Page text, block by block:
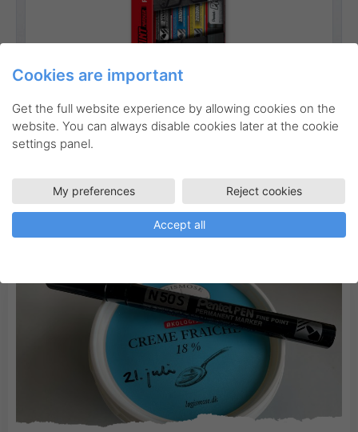
Inspiration
Cookies are important
Get the full website experience by allowing cookies on the
website. You can always disable cookies later at the cookie
settings panel.
My preferences Reject cookies
Accept all